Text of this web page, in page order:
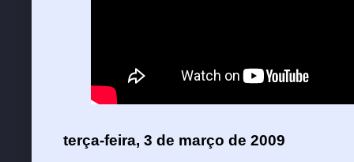
terça-feira, 3 de março de 2009